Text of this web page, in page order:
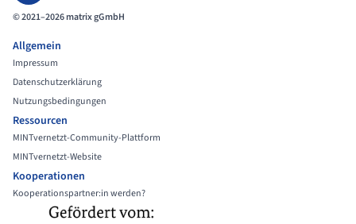
© 2021–2026 matrix gGmbH
Allgemein
Impressum
Datenschutzerklärung
Nutzungsbedingungen
Ressourcen
MINTvernetzt-Community-Plattform
MINTvernetzt-Website
Kooperationen
Kooperationspartner:in werden?